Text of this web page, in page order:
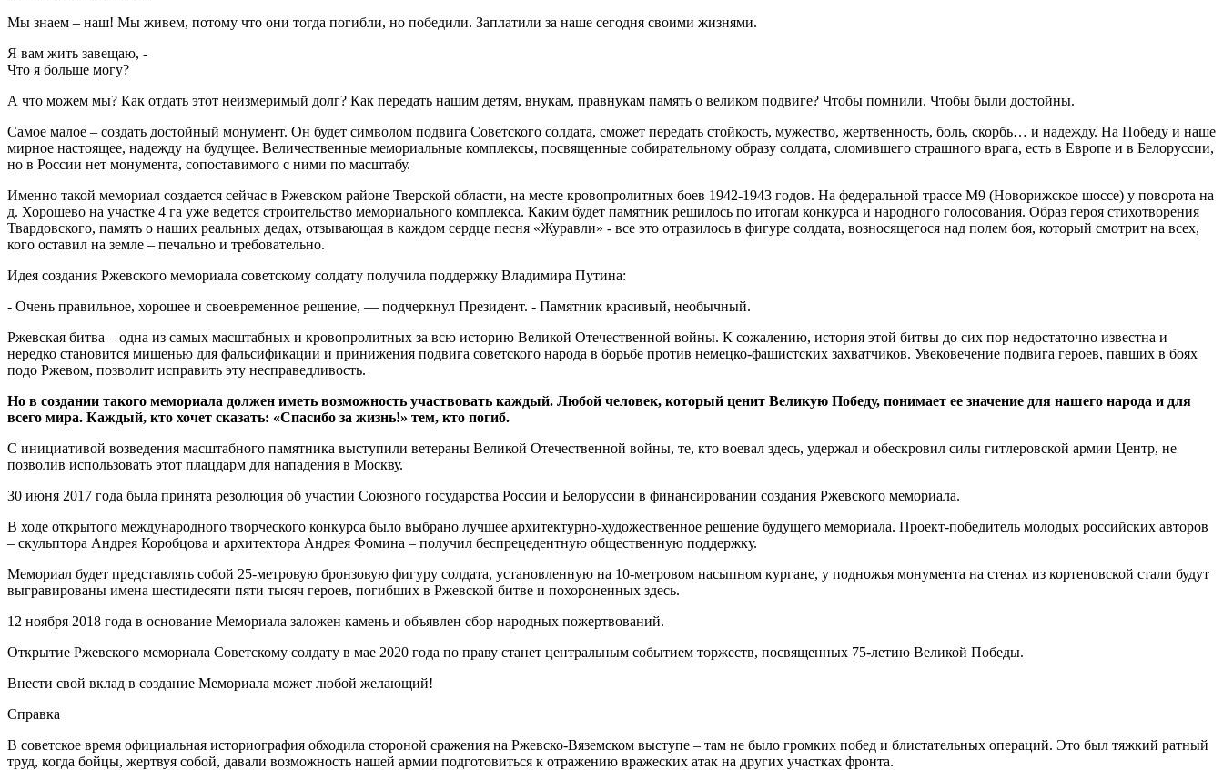
Мы знаем – наш! Мы живем, потому что они тогда погибли, но победили. Заплатили за наше сегодня своими жизнями.
Я вам жить завещаю, -
Что я больше могу?
А что можем мы? Как отдать этот неизмеримый долг? Как передать нашим детям, внукам, правнукам память о великом подвиге? Чтобы помнили. Чтобы были достойны.
Самое малое – создать достойный монумент. Он будет символом подвига Советского солдата, сможет передать стойкость, мужество, жертвенность, боль, скорбь… и надежду. На Победу и наше
мирное настоящее, надежду на будущее. Величественные мемориальные комплексы, посвященные собирательному образу солдата, сломившего страшного врага, есть в Европе и в Белоруссии,
но в России нет монумента, сопоставимого с ними по масштабу.
Именно такой мемориал создается сейчас в Ржевском районе Тверской области, на месте кровопролитных боев 1942-1943 годов. На федеральной трассе М9 (Новорижское шоссе) у поворота на
д. Хорошево на участке 4 га уже ведется строительство мемориального комплекса. Каким будет памятник решилось по итогам конкурса и народного голосования. Образ героя стихотворения
Твардовского, память о наших реальных дедах, отзывающая в каждом сердце песня «Журавли» - все это отразилось в фигуре солдата, возносящегося над полем боя, который смотрит на всех,
кого оставил на земле – печально и требовательно.
Идея создания Ржевского мемориала советскому солдату получила поддержку Владимира Путина:
- Очень правильное, хорошее и своевременное решение, — подчеркнул Президент. - Памятник красивый, необычный.
Ржевская битва – одна из самых масштабных и кровопролитных за всю историю Великой Отечественной войны. К сожалению, история этой битвы до сих пор недостаточно известна и
нередко становится мишенью для фальсификации и принижения подвига советского народа в борьбе против немецко-фашистских захватчиков. Увековечение подвига героев, павших в боях
подо Ржевом, позволит исправить эту несправедливость.
Но в создании такого мемориала должен иметь возможность участвовать каждый. Любой человек, который ценит Великую Победу, понимает ее значение для нашего народа и для
всего мира. Каждый, кто хочет сказать: «Спасибо за жизнь!» тем, кто погиб.
С инициативой возведения масштабного памятника выступили ветераны Великой Отечественной войны, те, кто воевал здесь, удержал и обескровил силы гитлеровской армии Центр, не
позволив использовать этот плацдарм для нападения в Москву.
30 июня 2017 года была принята резолюция об участии Союзного государства России и Белоруссии в финансировании создания Ржевского мемориала.
В ходе открытого международного творческого конкурса было выбрано лучшее архитектурно-художественное решение будущего мемориала. Проект-победитель молодых российских авторов
– скульптора Андрея Коробцова и архитектора Андрея Фомина – получил беспрецедентную общественную поддержку.
Мемориал будет представлять собой 25-метровую бронзовую фигуру солдата, установленную на 10-метровом насыпном кургане, у подножья монумента на стенах из кортеновской стали будут
выгравированы имена шестидесяти пяти тысяч героев, погибших в Ржевской битве и похороненных здесь.
12 ноября 2018 года в основание Мемориала заложен камень и объявлен сбор народных пожертвований.
Открытие Ржевского мемориала Советскому солдату в мае 2020 года по праву станет центральным событием торжеств, посвященных 75-летию Великой Победы.
Внести свой вклад в создание Мемориала может любой желающий!
Справка
В советское время официальная историография обходила стороной сражения на Ржевско-Вяземском выступе – там не было громких побед и блистательных операций. Это был тяжкий ратный
труд, когда бойцы, жертвуя собой, давали возможность нашей армии подготовиться к отражению вражеских атак на других участках фронта.